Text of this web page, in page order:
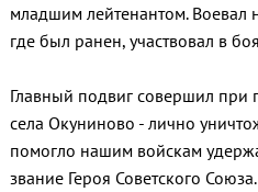
младшим лейтенантом. Воевал
где был ранен, участвовал в
Главный подвиг совершил при
села Окуниново - лично
помогло нашим войскам
звание Героя Советского Союза.